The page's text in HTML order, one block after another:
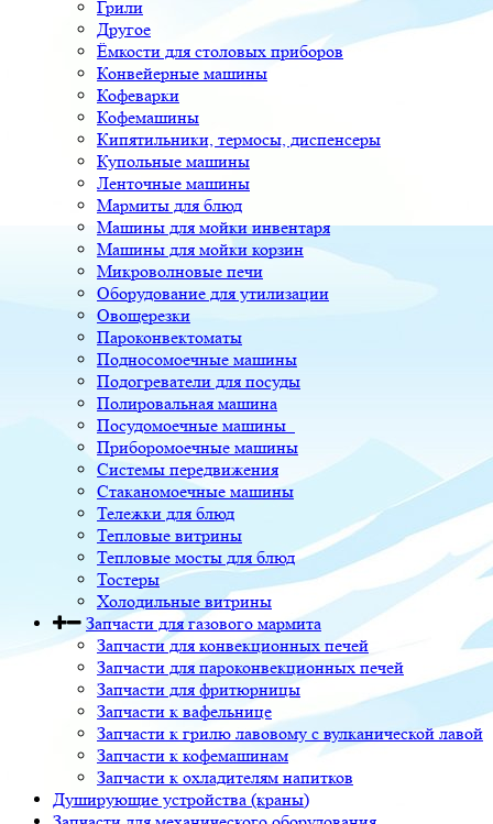
Грили
Другое
Ёмкости для столовых приборов
Конвейерные машины
Кофеварки
Кофемашины
Кипятильники, термосы, диспенсеры
Купольные машины
Ленточные машины
Мармиты для блюд
Машины для мойки инвентаря
Машины для мойки корзин
Микроволновые печи
Оборудование для утилизации
Овощерезки
Пароконвектоматы
Подносомоечные машины
Подогреватели для посуды
Полировальная машина
Посудомоечные машины
Приборомоечные машины
Системы передвижения
Стаканомоечные машины
Тележки для блюд
Тепловые витрины
Тепловые мосты для блюд
Тостеры
Холодильные витрины
Запчасти для газового мармита
Запчасти для конвекционных печей
Запчасти для пароконвекционных печей
Запчасти для фритюрницы
Запчасти к вафельнице
Запчасти к грилю лавовому с вулканической лавой
Запчасти к кофемашинам
Запчасти к охладителям напитков
Душирующие устройства (краны)